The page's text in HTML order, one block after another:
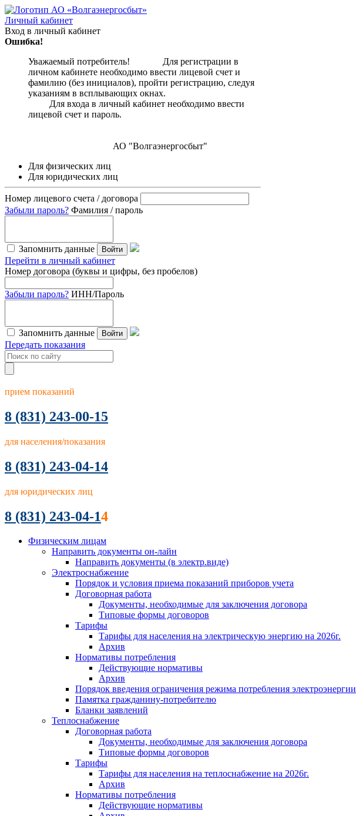
Личный кабинет
Вход в личный кабинет
Ошибка!
Уважаемый потребитель! Для регистрации в
личном кабинете необходимо ввести лицевой счет и
фамилию (без инициалов), пройти регистрацию, следуя
указаниям в всплывающих окнах.
Для входа в личный кабинет необходимо ввести
лицевой счет и пароль.
АО "Волгаэнергосбыт"
Для физических лиц
Для юридических лиц
Номер лицевого счета / договора
Забыли пароль? Фамилия / пароль
Запомнить данные Войти
Перейти в личный кабинет
Номер договора (буквы и цифры, без пробелов)
Забыли пароль? ИНН/Пароль
Запомнить данные Войти
Передать показания
прием показаний
8 (831) 243-00-15
для населения/показания
8 (831) 243-04-14
для юридических лиц
8 (831) 243-04-14
Физическим лицам
Направить документы он-лайн
Направить документы (в электр.виде)
Электроснабжение
Порядок и условия приема показаний приборов учета
Договорная работа
Документы, необходимые для заключения договора
Типовые формы договоров
Тарифы
Тарифы для населения на электрическую энергию на 2026г.
Архив
Нормативы потребления
Действующие нормативы
Архив
Порядок введения ограничения режима потребления электроэнергии
Памятка гражданину-потребителю
Бланки заявлений
Теплоснабжение
Договорная работа
Документы, необходимые для заключения договора
Типовые формы договоров
Тарифы
Тарифы для населения на теплоснабжение на 2026г.
Архив
Нормативы потребления
Действующие нормативы